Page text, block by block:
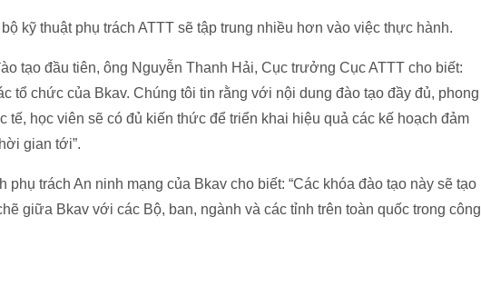
kỹ thuật phụ trách ATTT sẽ tập trung nhiều hơn vào việc thực hành.
tạo đầu tiên, ông Nguyễn Thanh Hải, Cục trưởng Cục ATTT cho biết:
tổ chức của Bkav. Chúng tôi tin rằng với nội dung đào tạo đầy đủ, phong
tế, học viên sẽ có đủ kiến thức để triển khai hiệu quả các kế hoạch đảm
gian tới”.
phụ trách An ninh mạng của Bkav cho biết: “Các khóa đào tạo này sẽ tạo
giữa Bkav với các Bộ, ban, ngành và các tỉnh trên toàn quốc trong công